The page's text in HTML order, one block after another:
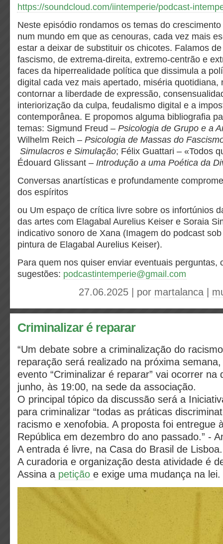
https://soundcloud.com/iintemperie/podcast-
Neste episódio rondamos os temas do
num mundo em que as cenouras, cada vez mais
estar a deixar de substituir os chicotes. Falamos
fascismo, de extrema-direita, extremo-centrão e
faces da hiperrealidade política que dissimula a
digital cada vez mais apertado, miséria quotidiana,
contornar a liberdade de expressão,
interiorização da culpa, feudalismo digital e a
contemporânea. E propomos alguma bibliografia
temas: Sigmund Freud – Psicologia de Grupo e a
Wilhelm Reich – Psicologia de Massas do
Simulacros e Simulação; Félix Guattari – «Todos
Édouard Glissant – Introdução a uma Poética da
Conversas anartísticas e profundamente
dos espíritos
ou Um espaço de crítica livre sobre os infortúnios
das artes com Elagabal Aurelius Keiser e Soraia
indicativo sonoro de Xana (Imagem do podcast
pintura de Elagabal Aurelius Keiser).
Para quem nos quiser enviar eventuais perguntas,
sugestões: podcastintemperie@gmail.com
27.06.2025 | por martalanca
Criminalizar é reparar
“Um debate sobre a criminalização do
reparação será realizado na próxima
evento “Criminalizar é reparar” vai ocorrer na
junho, às 19:00, na sede da associação.
O principal tópico da discussão será a
para criminalizar “todas as práticas
racismo e xenofobia. A proposta foi entregue
República em dezembro do ano passado.” -
A entrada é livre, na Casa do Brasil de Lisboa.
A curadoria e organização desta atividade é
Assina a petição e exige uma mudança na lei.